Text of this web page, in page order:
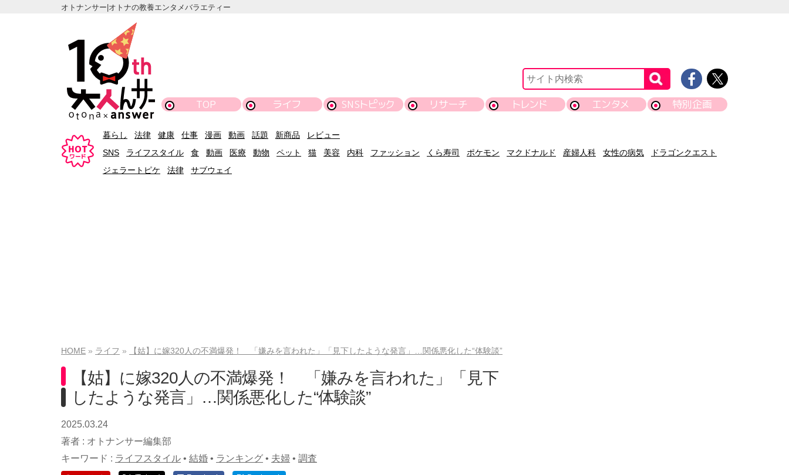
オトナンサー|オトナの教養エンタメバラエティー
TOP ライフ SNSトピック リサーチ トレンド エンタメ 特別企画
暮らし 法律 健康 仕事 漫画 動画 話題 新商品
レビュー
SNS
ライフスタイル 食 動画 医療 動物 ペット 猫 美容 内科 ファッション くら寿司 ポケモン マクドナルド 産婦人科 女性の病気
ドラゴンクエスト
ジェラートピケ
法律 サブウェイ
HOME ライフ 【姑】に嫁320人の不満爆発！ 「嫌みを言われた」「見下したような発言」…関係悪化した“体験談”
【姑】に嫁320人の不満爆発！ 「嫌みを言われた」「見下
したような発言」…関係悪化した“体験談”
2025.03.24
著者 : オトナンサー編集部
キーワード : ライフスタイル • 結婚 • ランキング • 夫婦 • 調査